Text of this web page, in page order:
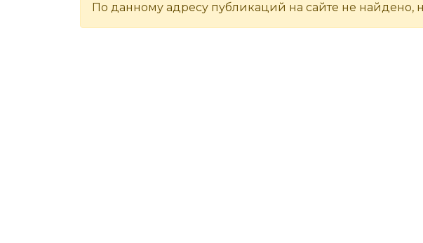
По данному адресу публикаций на сайте не найдено,